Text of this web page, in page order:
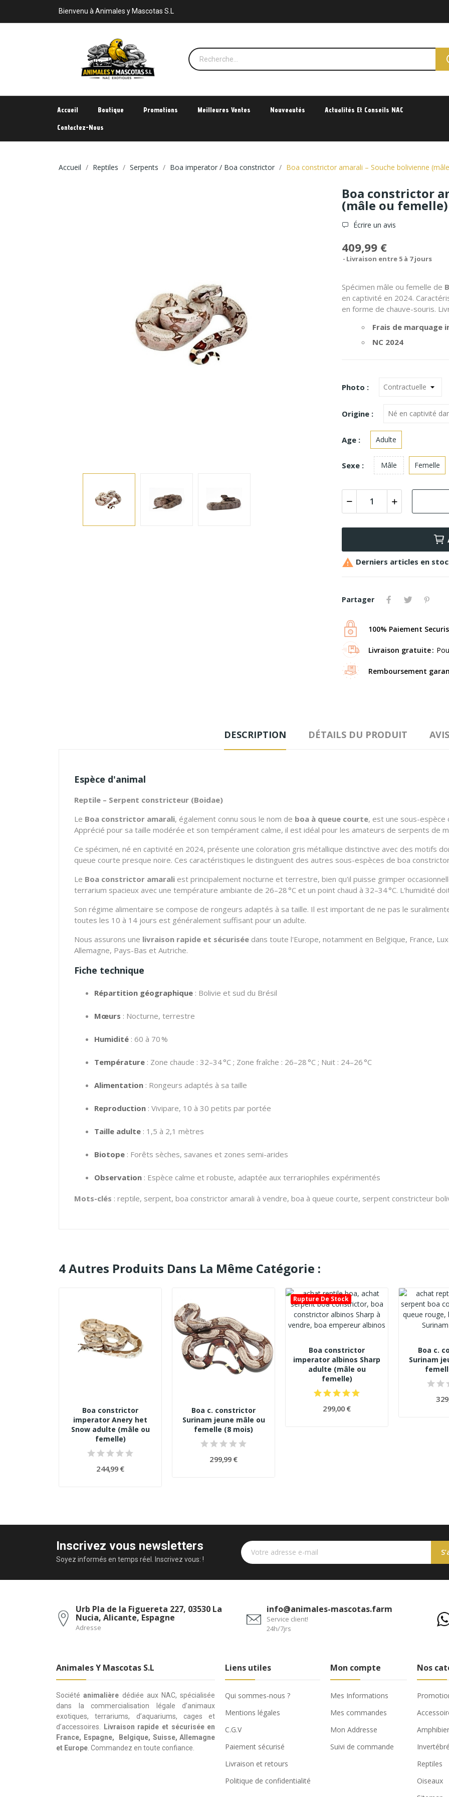
Bienvenu à Animales y Mascotas S.L
Accueil Boutique Promotions Meilleures Ventes Nouveautés Actualités Et Conseils NAC
Contactez-Nous
Accueil Reptiles Serpents Boa imperator / Boa constrictor Boa constrictor amarali – Souche bolivienne
Boa constrictor
(mâle ou femelle)
Écrire un avis
409,99 €
Livraison entre 5 à 7 jours
Spécimen mâle ou femelle de
en captivité en 2024.
en forme de chauve-souris.
Frais de marquage
NC 2024
Photo :
Origine :
Age : Adulte
Sexe : Mâle Femelle
 Derniers articles en
Partager
100% Paiement
Livraison gratuite
Remboursement
DESCRIPTION DÉTAILS DU PRODUIT AVIS
Espèce d'animal
Reptile – Serpent constricteur (Boidae)
Le Boa constrictor amarali, également connu sous le nom de boa à queue courte, est une sous-espèce
Apprécié pour sa taille modérée et son tempérament calme, il est idéal pour les amateurs de serpents de
Ce spécimen, né en captivité en 2024, présente une coloration gris métallique distinctive avec des motifs
queue courte presque noire. Ces caractéristiques le distinguent des autres sous-espèces de boa
Le Boa constrictor amarali est principalement nocturne et terrestre, bien qu'il puisse grimper
terrarium spacieux avec une température ambiante de 26–28 °C et un point chaud à 32–34 °C. L'humidité
Son régime alimentaire se compose de rongeurs adaptés à sa taille. Il est important de ne pas le
toutes les 10 à 14 jours est généralement suffisant pour un adulte.
Nous assurons une livraison rapide et sécurisée dans toute l'Europe, notamment en Belgique, France,
Allemagne, Pays-Bas et Autriche.
Fiche technique
Répartition géographique : Bolivie et sud du Brésil
Mœurs : Nocturne, terrestre
Humidité : 60 à 70 %
Température : Zone chaude : 32–34 °C ; Zone fraîche : 26–28 °C ; Nuit : 24–26 °C
Alimentation : Rongeurs adaptés à sa taille
Reproduction : Vivipare, 10 à 30 petits par portée
Taille adulte : 1,5 à 2,1 mètres
Biotope : Forêts sèches, savanes et zones semi-arides
Observation : Espèce calme et robuste, adaptée aux terrariophiles expérimentés
Mots-clés : reptile, serpent, boa constrictor amarali à vendre, boa à queue courte, serpent constricteur
4 Autres Produits Dans La Même Catégorie :
Boa constrictor
imperator Anery het
Snow adulte (mâle ou
femelle)
244,99 €
Boa c. constrictor
Surinam jeune mâle ou
femelle (8 mois)
299,99 €
Rupture De Stock
Boa constrictor
imperator albinos Sharp
adulte (mâle ou
femelle)
299,00 €
Boa c.
Surinam
Inscrivez vous newsletters
Soyez informés en temps réel. Inscrivez vous: !
Urb Pla de la Figuereta 227, 03530 La
Nucia, Alicante, Espagne
Adresse
info@animales-mascotas.farm
Service client!
24h/7jrs
Animales Y Mascotas S.L
Sociétéanimalière dédiée aux NAC, spécialisée
dans la commercialisation légale d’animaux
exotiques, terrariums, d’aquariums, cages et
d’accessoires.
Livraison rapide et sécurisée en
France, Espagne, Belgique, Suisse, Allemagne
et Europe . Commandez en toute confiance.
Liens utiles
Qui sommes-nous ?
Mentions légales
C.G.V
Paiement sécurisé
Livraison et retours
Politique de confidentialité
Mon compte
Mes Informations
Mes commandes
Mon Addresse
Suivi de commande
Nos
Reptiles
Oiseaux